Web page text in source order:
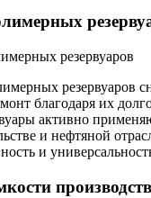
резервуаров
благодаря их
активно
и нефтяной
и